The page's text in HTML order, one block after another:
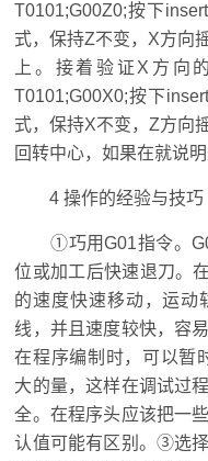
T0101;G00Z0;按下
式，保持Z不变，X方向
上。接着验证X方向
T0101;G00X0;按下
式，保持X不变，Z方向
回转中心，如果在就说
4 操作的经验与技巧
①巧用G01指令。
位或加工后快速退刀。
的速度快速移动，运动
线，并且速度较快，容
在程序编制时，可以暂
大的量，这样在调试过
全。在程序头应该把一
认值可能有区别。③选